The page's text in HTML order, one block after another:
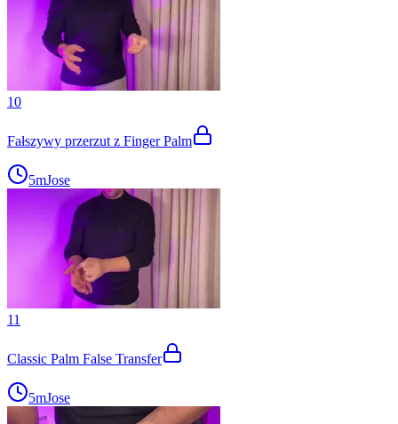
10
Fałszywy przerzut z Finger Palm
5mJose
11
Classic Palm False Transfer
5mJose